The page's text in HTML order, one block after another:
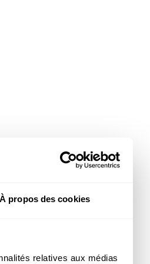
À propos des cookies
relatives aux médias